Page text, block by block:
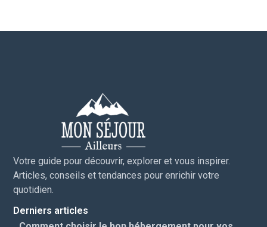
Votre guide pour découvrir, explorer et vous inspirer.
Articles, conseils et tendances pour enrichir votre
quotidien.
Derniers articles